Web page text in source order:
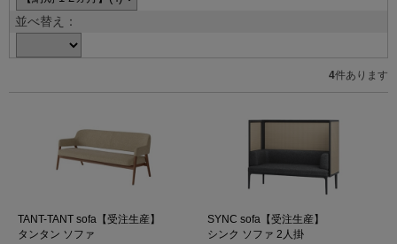
並べ替え：
4件あります
TANT-TANT sofa【受注生産】
タンタン ソファ
SYNC sofa【受注生産】
シンク ソファ 2人掛